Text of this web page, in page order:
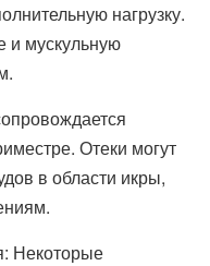
нагрузку.
и мускульную
Отеки могут
в области икры,
Некоторые